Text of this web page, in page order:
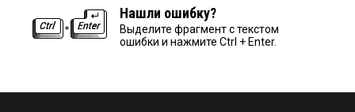
Нашли ошибку?
Выделите фрагмент с текстом
ошибки и нажмите Ctrl + Enter.